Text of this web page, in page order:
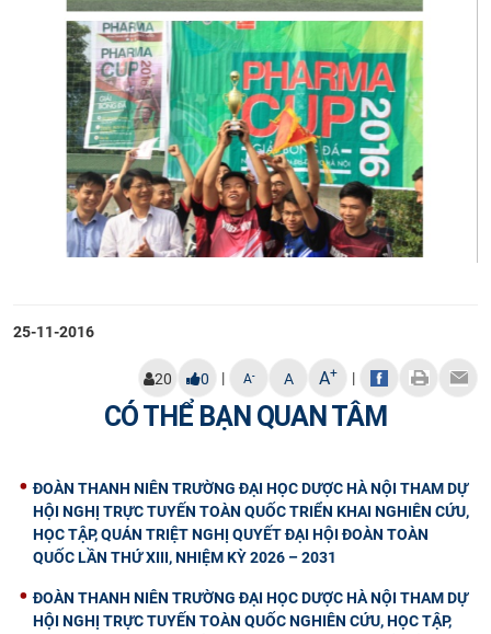
25-11-2016
20 0 | A- A A+ |
CÓ THỂ BẠN QUAN TÂM
ĐOÀN THANH NIÊN TRƯỜNG ĐẠI HỌC DƯỢC HÀ NỘI THAM DỰ
HỘI NGHỊ TRỰC TUYẾN TOÀN QUỐC TRIỂN KHAI NGHIÊN CỨU,
HỌC TẬP, QUÁN TRIỆT NGHỊ QUYẾT ĐẠI HỘI ĐOÀN TOÀN
QUỐC LẦN THỨ XIII, NHIỆM KỲ 2026 – 2031
ĐOÀN THANH NIÊN TRƯỜNG ĐẠI HỌC DƯỢC HÀ NỘI THAM DỰ
HỘI NGHỊ TRỰC TUYẾN TOÀN QUỐC NGHIÊN CỨU, HỌC TẬP,